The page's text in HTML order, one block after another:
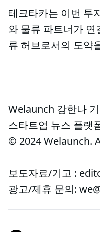
테크타카는 이번 투
와 물류 파트너가
류 허브로서의 도약
Welaunch 강한나
스타트업 뉴스 플랫
© 2024 Welaunch.
보도자료/기고 :
광고/제휴 문의: